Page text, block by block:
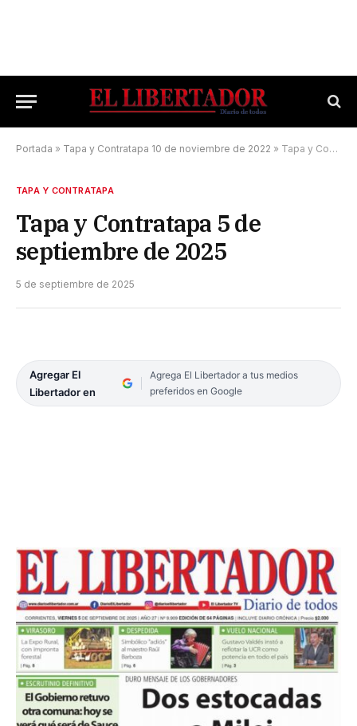
Portada » Tapa y Contratapa 10 de noviembre de 2022 » Tapa y Contratapa 5 de septiembre de 2025
TAPA Y CONTRATAPA
Tapa y Contratapa 5 de
septiembre de 2025
5 de septiembre de 2025
Agregar El
Libertador en
Agrega El Libertador a tus medios
preferidos en Google